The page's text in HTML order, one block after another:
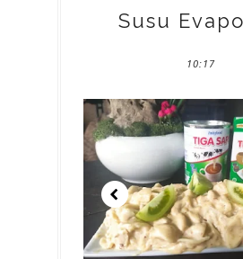
Susu
10:17